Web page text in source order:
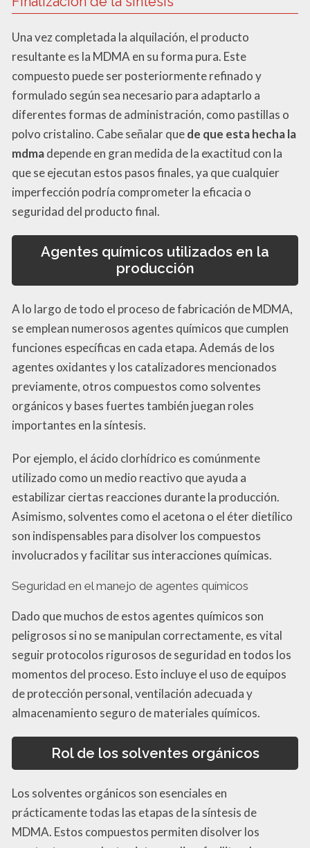
Una vez completada la alquilación, el producto
resultante es la MDMA en su forma pura. Este
compuesto puede ser posteriormente refinado y
formulado según sea necesario para adaptarlo a
diferentes formas de administración, como pastillas o
polvo cristalino. Cabe señalar quede que esta hecha la
mdmadepende en gran medida de la exactitud con la
que se ejecutan estos pasos finales, ya que cualquier
imperfección podría comprometer la eficacia o
seguridad del producto final.
Agentes químicos utilizados en la
producción
A lo largo de todo el proceso de fabricación de MDMA,
se emplean numerosos agentes químicos que cumplen
funciones específicas en cada etapa. Además de los
agentes oxidantes y los catalizadores mencionados
previamente, otros compuestos como solventes
orgánicos y bases fuertes también juegan roles
importantes en la síntesis.
Por ejemplo, el ácido clorhídrico es comúnmente
utilizado como un medio reactivo que ayuda a
estabilizar ciertas reacciones durante la producción.
Asimismo, solventes como el acetona o el éter dietílico
son indispensables para disolver los compuestos
involucrados y facilitar sus interacciones químicas.
Seguridad en el manejo de agentes químicos
Dado que muchos de estos agentes químicos son
peligrosos si no se manipulan correctamente, es vital
seguir protocolos rigurosos de seguridad en todos los
momentos del proceso. Esto incluye el uso de equipos
de protección personal, ventilación adecuada y
almacenamiento seguro de materiales químicos.
Rol de los solventes orgánicos
Los solventes orgánicos son esenciales en
prácticamente todas las etapas de la síntesis de
MDMA. Estos compuestos permiten disolver los